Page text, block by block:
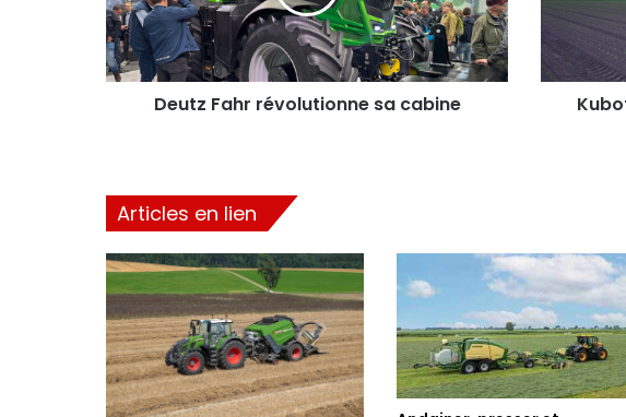
Deutz Fahr révolutionne sa cabine
localisée
Articles en lien